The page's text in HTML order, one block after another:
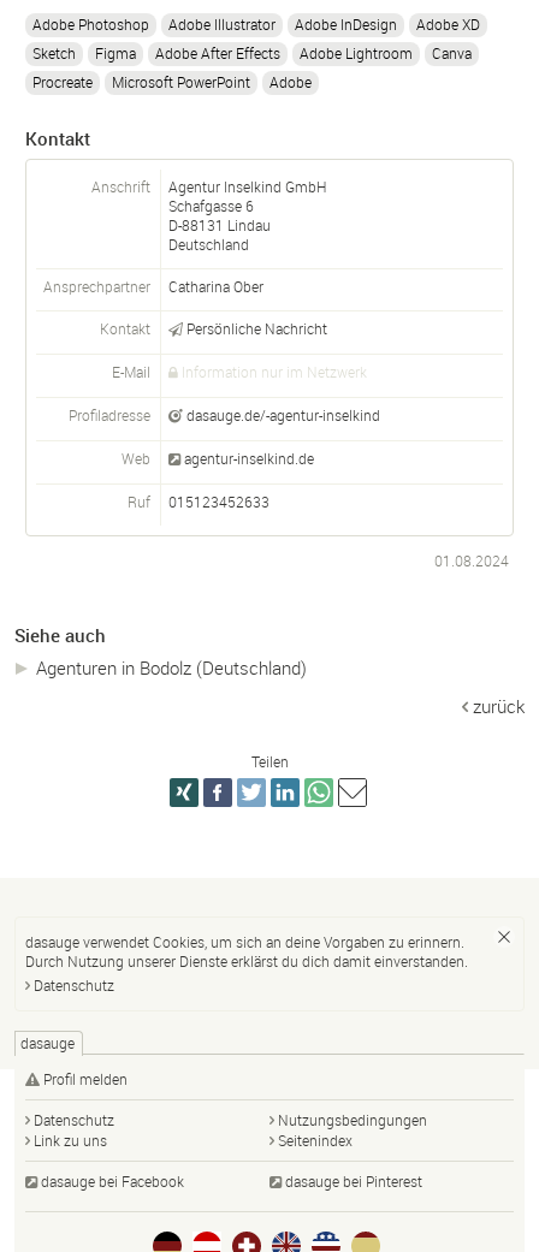
Adobe Photoshop Adobe Illustrator Adobe InDesign
Adobe XD
Sketch
Figma Adobe After Effects Adobe Lightroom
Canva
Procreate
Microsoft PowerPoint Adobe
Kontakt
Anschrift
Agentur Inselkind GmbH
Schafgasse 6
D-88131 Lindau
Deutschland
Ansprechpartner Catharina Ober
Kontakt Persönliche Nachricht
E-Mail Information nur im Netzwerk
Profiladresse dasauge.de/-agentur-inselkind
Web agentur-inselkind.de
Ruf 015123452633
01.08.2024
Siehe auch
Agenturen in Bodolz (Deutschland)
zurück
Teilen
dasauge verwendet Cookies, um sich an deine Vorgaben zu erinnern.
Durch Nutzung unserer Dienste erklärst du dich damit einverstanden.
Datenschutz
dasauge
Profil melden
Datenschutz
Nutzungsbedingungen
Link zu uns
Seitenindex
dasauge bei Facebook dasauge bei Pinterest